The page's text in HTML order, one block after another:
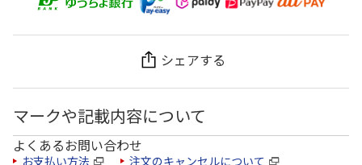
シェアする
マークや記載内容について
よくあるお問い合わせ
お支払い方法 注文のキャンセルについて